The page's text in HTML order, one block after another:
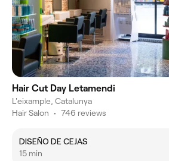
Hair Cut Day Letamendi
L'eixample, Catalunya
Hair Salon • 746 reviews
DISEÑO DE CEJAS
15 min